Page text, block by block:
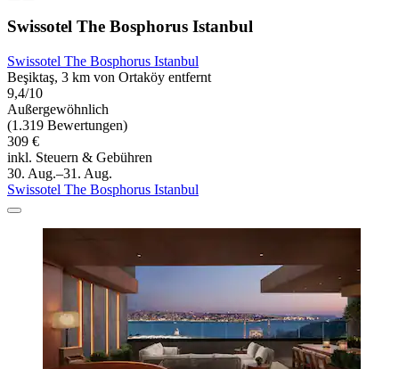
Swissotel The Bosphorus Istanbul
Swissotel The Bosphorus Istanbul
Beşiktaş, 3 km von Ortaköy entfernt
9,4/10
Außergewöhnlich
(1.319 Bewertungen)
309 €
inkl. Steuern & Gebühren
30. Aug.–31. Aug.
Swissotel The Bosphorus Istanbul